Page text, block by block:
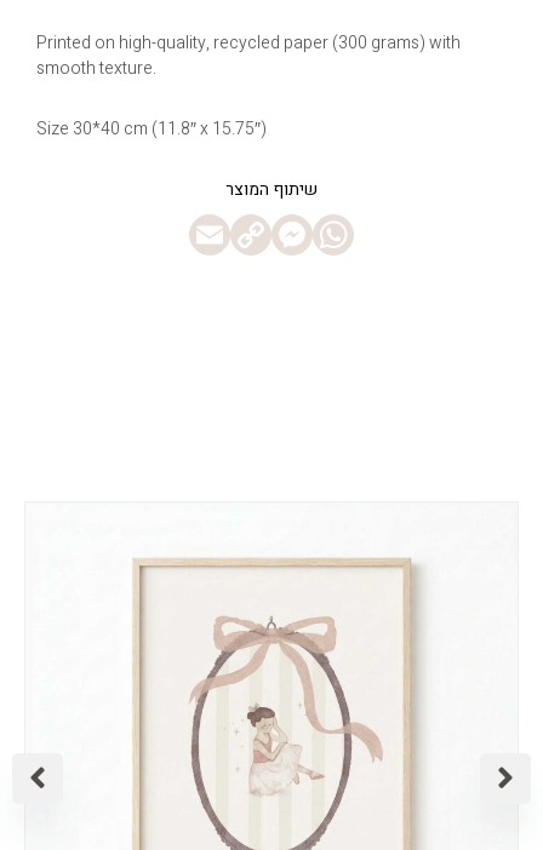
Printed on high-quality, recycled paper (300 grams) with
smooth texture.
Size 30*40 cm (11.8″ x 15.75″)
WhatsApp
Messenger
Copy
Link